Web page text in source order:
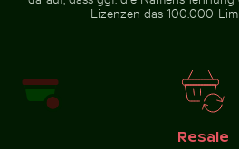
Lizenzen das 100.000-
Resale